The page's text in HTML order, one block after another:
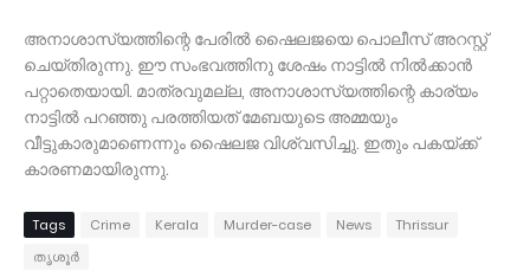
അനാശാസ്യത്തിന്റെ പേരില്‍ ഷൈലജയെ പൊലീസ് അറസ്റ്റ്
ചെയ്തിരുന്നു. ഈ സംഭവത്തിനു ശേഷം നാട്ടില്‍ നില്‍ക്കാന്‍
പറ്റാതെയായി. മാത്രവുമല്ല, അനാശാസ്യത്തിന്റെ കാര്യം
നാട്ടില്‍ പറഞ്ഞു പരത്തിയത് മേബയുടെ അമ്മയും
വീട്ടുകാരുമാണെന്നും ഷൈലജ വിശ്വസിച്ചു. ഇതും പകയ്ക്ക്
കാരണമായിരുന്നു.
Tags Crime Kerala Murder-case News
Thrissur
തൃശൂർ